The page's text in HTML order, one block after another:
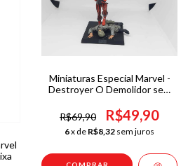
Miniaturas Especial Marvel -
Destroyer O Demolidor sem
R$69,90
R$49,90
6x de R$8,32 sem juros